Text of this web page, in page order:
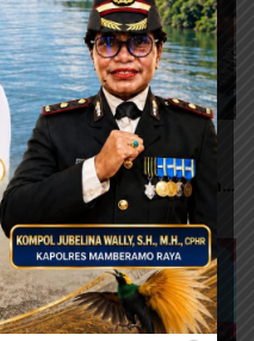
Ketua Komisi D DPRK
Jayapura Desak Audit
Dapur MBG Usai Dugaan
Keracunan Massal di
Depapre